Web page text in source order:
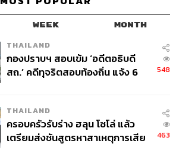
WEEK MONTH
THAILAND
กองปราบฯ สอบเข้ม ‘อดีตอธิบดี
สถ.’ คดีทุจริตสอบท้องถิ่น แจ้ง 6
548
THAILAND
ครอบครัวรับร่าง ฮลุน โซโล่ แล้ว
เตรียมส่งชันสูตรหาสาเหตุการเสีย
463